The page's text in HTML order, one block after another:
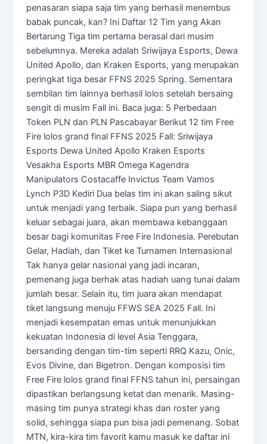
penasaran siapa saja tim yang berhasil menembus
babak puncak, kan? Ini Daftar 12 Tim yang Akan
Bertarung Tiga tim pertama berasal dari musim
sebelumnya. Mereka adalah Sriwijaya Esports, Dewa
United Apollo, dan Kraken Esports, yang merupakan
peringkat tiga besar FFNS 2025 Spring. Sementara
sembilan tim lainnya berhasil lolos setelah bersaing
sengit di musim Fall ini. Baca juga: 5 Perbedaan
Token PLN dan PLN Pascabayar Berikut 12 tim Free
Fire lolos grand final FFNS 2025 Fall: Sriwijaya
Esports Dewa United Apollo Kraken Esports
Vesakha Esports MBR Omega Kagendra
Manipulators Costacaffe Invictus Team Vamos
Lynch P3D Kediri Dua belas tim ini akan saling sikut
untuk menjadi yang terbaik. Siapa pun yang berhasil
keluar sebagai juara, akan membawa kebanggaan
besar bagi komunitas Free Fire Indonesia. Perebutan
Gelar, Hadiah, dan Tiket ke Turnamen Internasional
Tak hanya gelar nasional yang jadi incaran,
pemenang juga berhak atas hadiah uang tunai dalam
jumlah besar. Selain itu, tim juara akan mendapat
tiket langsung menuju FFWS SEA 2025 Fall. Ini
menjadi kesempatan emas untuk menunjukkan
kekuatan Indonesia di level Asia Tenggara,
bersanding dengan tim-tim seperti RRQ Kazu, Onic,
Evos Divine, dan Bigetron. Dengan komposisi tim
Free Fire lolos grand final FFNS tahun ini, persaingan
dipastikan berlangsung ketat dan menarik. Masing-
masing tim punya strategi khas dan roster yang
solid, sehingga siapa pun bisa jadi pemenang. Sobat
MTN, kira-kira tim favorit kamu masuk ke daftar ini